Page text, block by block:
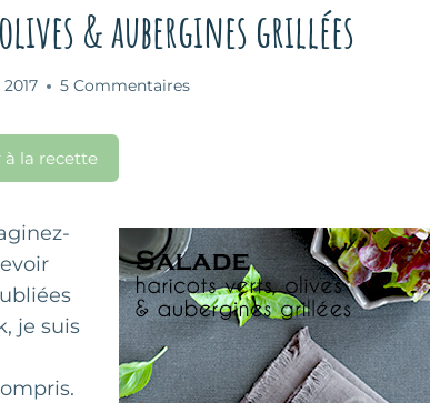
& aubergines grillées
5 Commentaires
à la recette
je suis